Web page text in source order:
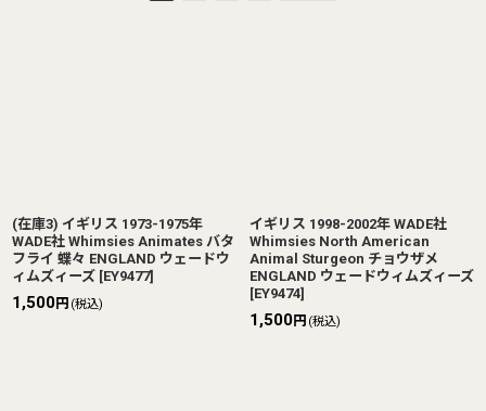
(在庫3) イギリス 1973-1975年
WADE社 Whimsies Animates バタ
フライ 蝶々 ENGLAND ウェードウ
ィムズィーズ [EY9477]
1,500円 (税込)
イギリス 1998-2002年 WADE社
Whimsies North American
Animal Sturgeon チョウザメ
ENGLAND ウェードウィムズィーズ
[EY9474]
1,500円 (税込)